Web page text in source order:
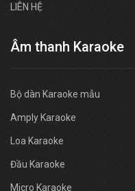
LIÊN HỆ
Âm thanh Karaoke
Bộ dàn Karaoke mẫu
Amply Karaoke
Loa Karaoke
Đầu Karaoke
Micro Karaoke